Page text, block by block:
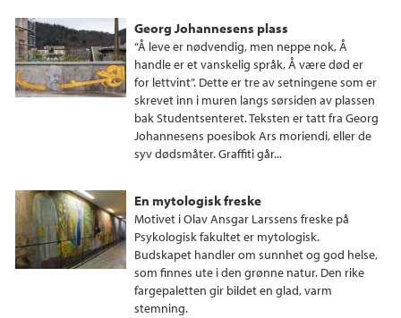
Georg Johannesens plass
“Å leve er nødvendig, men neppe nok, Å
handle er et vanskelig språk, Å være død er
for lettvint”. Dette er tre av setningene som er
skrevet inn i muren langs sørsiden av plassen
bak Studentsenteret. Teksten er tatt fra Georg
Johannesens poesibok Ars moriendi, eller de
syv dødsmåter. Graffiti går...
En mytologisk freske
Motivet i Olav Ansgar Larssens freske på
Psykologisk fakultet er mytologisk.
Budskapet handler om sunnhet og god helse,
som finnes ute i den grønne natur. Den rike
fargepaletten gir bildet en glad, varm
stemning.